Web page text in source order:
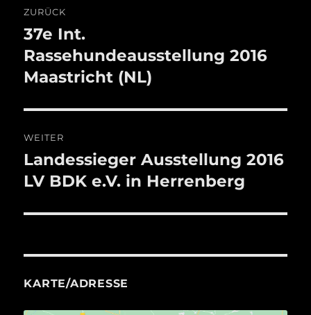
ZURÜCK
Vorheriger
Beitrag:
37e Int.
Rassehundeausstellung 2016
Maastricht (NL)
WEITER
Nächster
Beitrag:
Landessieger Ausstellung 2016
LV BDK e.V. in Herrenberg
KARTE/ADRESSE